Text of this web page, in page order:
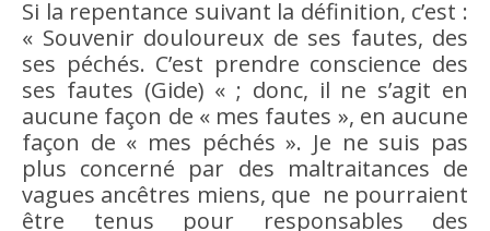
Si la repentance suivant la définition, c’est :
« Souvenir douloureux de ses fautes, des
ses péchés. C’est prendre conscience des
ses fautes (Gide) « ; donc, il ne s’agit en
aucune façon de « mes fautes », en aucune
façon de « mes péchés ». Je ne suis pas
plus concerné par des maltraitances de
vagues ancêtres miens, que ne pourraient
être tenus pour responsables des